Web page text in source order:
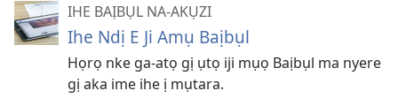
IHE BAỊBỤL NA-AKỤZI
Ihe Ndị E Ji Amụ Baịbụl
Họrọ nke ga-atọ gị ụtọ iji mụọ Baịbụl ma nyere
gị aka ime ihe ị mụtara.